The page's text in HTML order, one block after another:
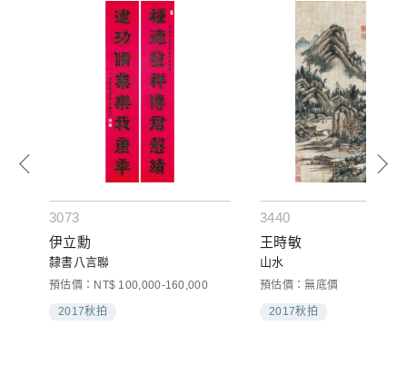
3073
伊立勳
隸書八言聯
預估價：NT$ 100,000-160,000
2017秋拍
3440
王時敏
山水
預估價：無底價
2017秋拍